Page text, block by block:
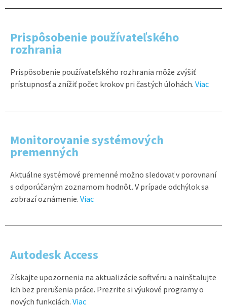
Prispôsobenie používateľského
rozhrania
Prispôsobenie používateľského rozhrania môže zvýšiť
prístupnosť a znížiť počet krokov pri častých úlohách. Viac
Monitorovanie systémových
premenných
Aktuálne systémové premenné možno sledovať v porovnaní
s odporúčaným zoznamom hodnôt. V prípade odchýlok sa
zobrazí oznámenie. Viac
Autodesk Access
Získajte upozornenia na aktualizácie softvéru a nainštalujte
ich bez prerušenia práce. Prezrite si výukové programy o
nových funkciách. Viac